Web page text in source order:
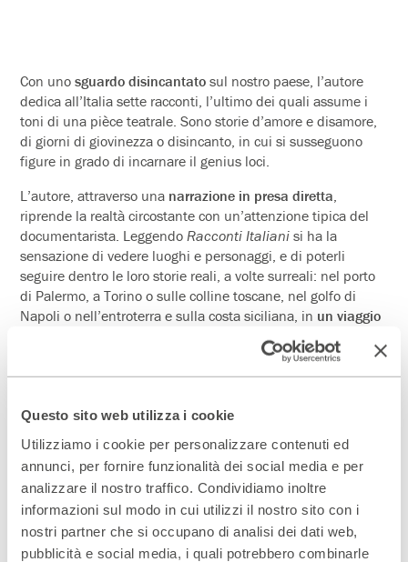
Questo sito web utilizza i cookie
Utilizziamo i cookie per personalizzare contenuti ed
annunci, per fornire funzionalità dei social media e per
analizzare il nostro traffico. Condividiamo inoltre
informazioni sul modo in cui utilizzi il nostro sito con i
nostri partner che si occupano di analisi dei dati web,
pubblicità e social media, i quali potrebbero combinarle
Con unosguardo disincantato sul nostro paese, l’autore
dedica all’Italia sette racconti, l’ultimo dei quali assume i
toni di una pièce teatrale. Sono storie d’amore e disamore,
di giorni di giovinezza o disincanto, in cui si susseguono
figure in grado di incarnare il genius loci.
L’autore, attraverso una narrazione in presa diretta
riprende la realtà circostante con un’attenzione tipica del
documentarista. Leggendo Racconti Italiani si ha la
sensazione di vedere luoghi e personaggi, e di poterli
seguire dentro le loro storie reali, a volte surreali: nel porto
di Palermo, a Torino o sulle colline toscane, nel golfo di
Napoli o nell’entroterra e sulla costa siciliana, in un viaggio
libero da pregiudizi e lontano da luoghi comuni.
Bernard-Marie Koltès,François Koltèsvive da anni a
Siracusa ha lavorato nel teatro e nel cinema, in cui si è
affermato con film documentari di carattere poetico e
insieme politico, ottenendo ottimi riconoscimenti.Nouvelles
Italienneè il suo primo libro pubblicato in Italia.